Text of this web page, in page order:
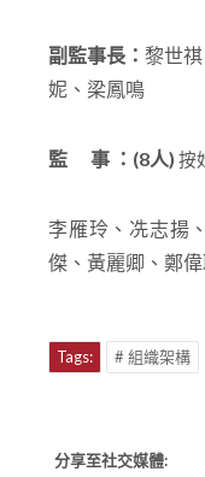
副監事長： 黎世祺
妮、梁鳳鳴
監 事 ：(8人) 按
李雁玲、冼志揚
傑、黃麗卿、鄭
Tags: # 組織架構
分享至社交媒體: